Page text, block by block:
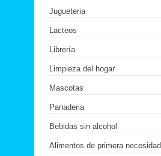
Jugueteria
Lacteos
Librería
Limpieza del hogar
Mascotas
Panaderia
Bebidas sin alcohol
Alimentos de primera necesidad